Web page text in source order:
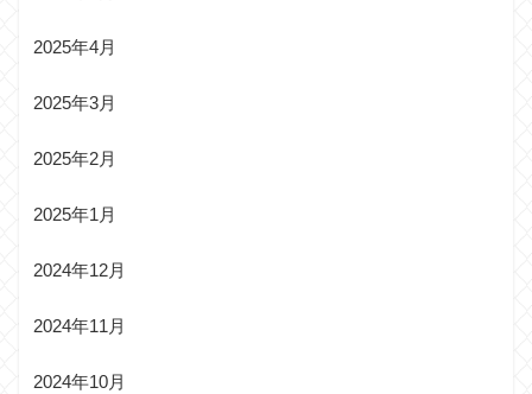
2025年4月
2025年3月
2025年2月
2025年1月
2024年12月
2024年11月
2024年10月